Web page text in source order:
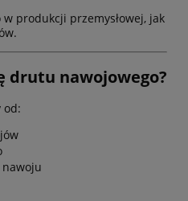
produkcji przemysłowej, jak
drutu nawojowego?
od: